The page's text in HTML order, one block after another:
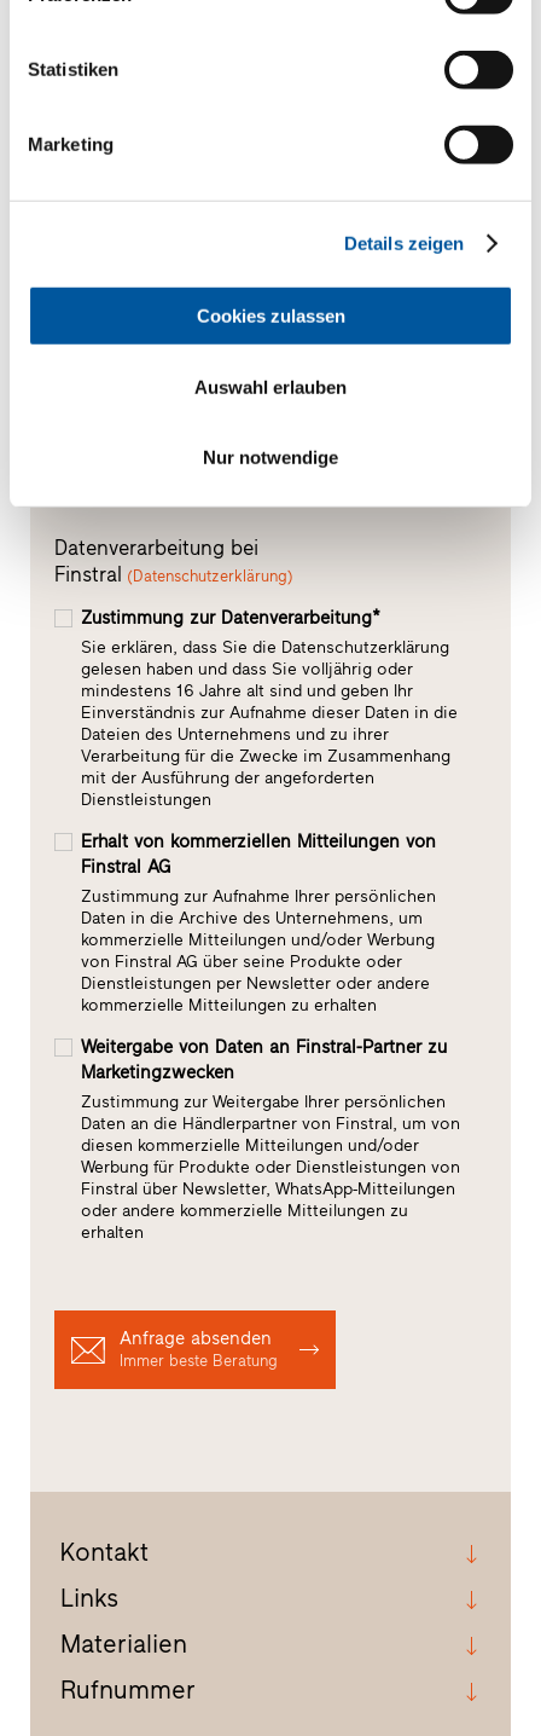
Statistiken
Marketing
Details zeigen
Cookies zulassen
Auswahl erlauben
Nur notwendige
FIN-Project Step-line Cristal
Datenverarbeitung bei
Finstral (Datenschutzerklärung)
Zustimmung zur Datenverarbeitung*
Sie erklären, dass Sie die Datenschutzerklärung
gelesen haben und dass Sie volljährig oder
mindestens 16 Jahre alt sind und geben Ihr
Einverständnis zur Aufnahme dieser Daten in die
Dateien des Unternehmens und zu ihrer
Verarbeitung für die Zwecke im Zusammenhang
mit der Ausführung der angeforderten
Dienstleistungen
Erhalt von kommerziellen Mitteilungen von
Finstral AG
Zustimmung zur Aufnahme Ihrer persönlichen
Daten in die Archive des Unternehmens, um
kommerzielle Mitteilungen und/oder Werbung
von Finstral AG über seine Produkte oder
Dienstleistungen per Newsletter oder andere
kommerzielle Mitteilungen zu erhalten
Weitergabe von Daten an Finstral-Partner zu
Marketingzwecken
Zustimmung zur Weitergabe Ihrer persönlichen
Daten an die Händlerpartner von Finstral, um von
diesen kommerzielle Mitteilungen und/oder
Werbung für Produkte oder Dienstleistungen von
Finstral über Newsletter, WhatsApp-Mitteilungen
oder andere kommerzielle Mitteilungen zu
erhalten
Anfrage absenden
Immer beste Beratung
Kontakt
Links
Materialien
Rufnummer